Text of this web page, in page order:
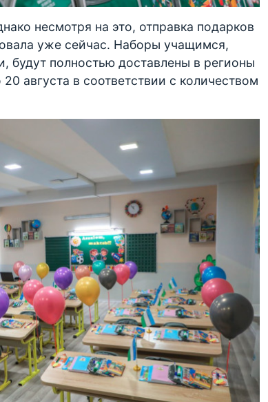
несмотря на это, отправка подарков
уже сейчас. Наборы учащимся,
полностью доставлены в регионы
августа в соответствии с количеством